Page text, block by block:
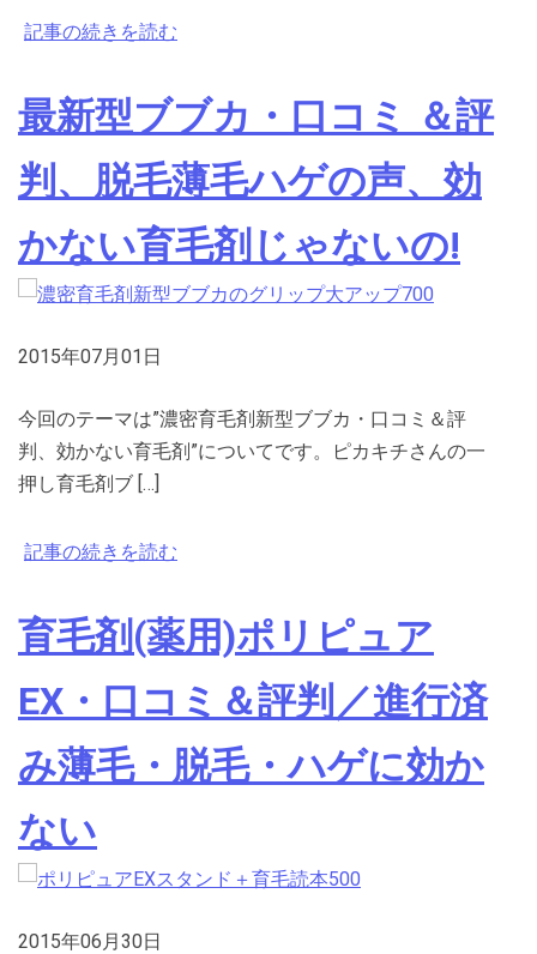
記事の続きを読む
最新型ブブカ・口コミ ＆評
判、脱毛薄毛ハゲの声、効
かない育毛剤じゃないの!
2015年07月01日
今回のテーマは”濃密育毛剤新型ブブカ・口コミ＆評
判、効かない育毛剤”についてです。ピカキチさんの一
押し育毛剤ブ […]
記事の続きを読む
育毛剤(薬用)ポリピュア
EX・口コミ＆評判／進行済
み薄毛・脱毛・ハゲに効か
ない
2015年06月30日